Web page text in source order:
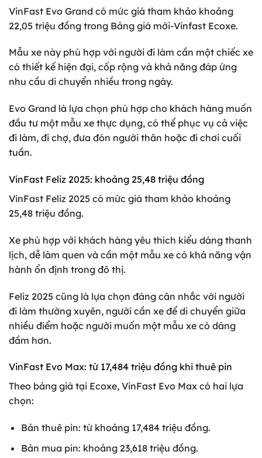
VinFast Evo Grand có mức giá tham khảo khoảng
22,05 triệu đồng trong Bảng giá mới-Vinfast Ecoxe.
Mẫu xe này phù hợp với người đi làm cần một chiếc xe
có thiết kế hiện đại, cốp rộng và khả năng đáp ứng
nhu cầu di chuyển nhiều trong ngày.
Evo Grand là lựa chọn phù hợp cho khách hàng muốn
đầu tư một mẫu xe thực dụng, có thể phục vụ cả việc
đi làm, đi chợ, đưa đón người thân hoặc đi chơi cuối
tuần.
VinFast Feliz 2025: khoảng 25,48 triệu đồng
VinFast Feliz 2025 có mức giá tham khảo khoảng
25,48 triệu đồng.
Xe phù hợp với khách hàng yêu thích kiểu dáng thanh
lịch, dễ làm quen và cần một mẫu xe có khả năng vận
hành ổn định trong đô thị.
Feliz 2025 cũng là lựa chọn đáng cân nhắc với người
đi làm thường xuyên, người cần xe để di chuyển giữa
nhiều điểm hoặc người muốn một mẫu xe có dáng
đầm hơn.
VinFast Evo Max: từ 17,484 triệu đồng khi thuê pin
Theo bảng giá tại Ecoxe, VinFast Evo Max có hai lựa
chọn:
Bản thuê pin: từ khoảng 17,484 triệu đồng.
Bản mua pin: khoảng 23,618 triệu đồng.